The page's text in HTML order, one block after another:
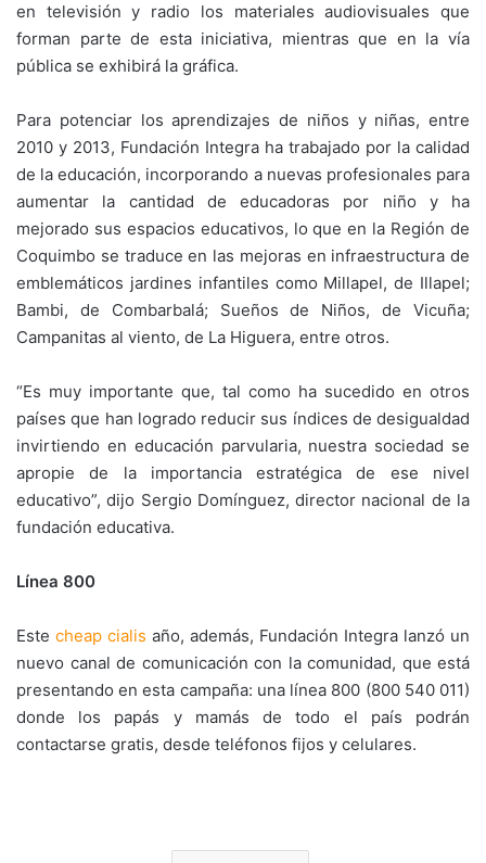
en televisión y radio los materiales audiovisuales que
forman parte de esta iniciativa, mientras que en la vía
pública se exhibirá la gráfica.
Para potenciar los aprendizajes de niños y niñas, entre
2010 y 2013, Fundación Integra ha trabajado por la calidad
de la educación, incorporando a nuevas profesionales para
aumentar la cantidad de educadoras por niño y ha
mejorado sus espacios educativos, lo que en la Región de
Coquimbo se traduce en las mejoras en infraestructura de
emblemáticos jardines infantiles como Millapel, de Illapel;
Bambi, de Combarbalá; Sueños de Niños, de Vicuña;
Campanitas al viento, de La Higuera, entre otros.
“Es muy importante que, tal como ha sucedido en otros
países que han logrado reducir sus índices de desigualdad
invirtiendo en educación parvularia, nuestra sociedad se
apropie de la importancia estratégica de ese nivel
educativo”, dijo Sergio Domínguez, director nacional de la
fundación educativa.
Línea 800
Este cheap cialis año, además, Fundación Integra lanzó un
nuevo canal de comunicación con la comunidad, que está
presentando en esta campaña: una línea 800 (800 540 011)
donde los papás y mamás de todo el país podrán
contactarse gratis, desde teléfonos fijos y celulares.